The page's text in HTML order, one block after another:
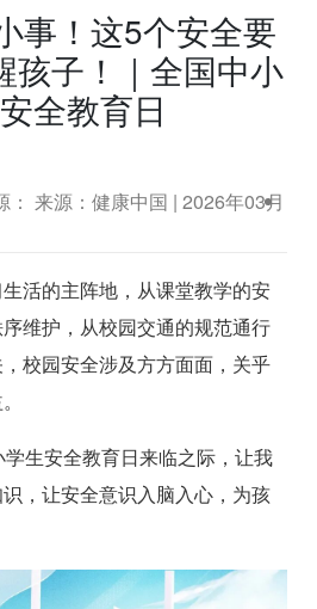
事！这5个安全要
孩子！｜全国中小
全教育日
： 来源：健康中国 | 2026年03月
的主阵地，从课堂教学的安
维护，从校园交通的规范通行
校园安全涉及方方面面，关乎
生安全教育日来临之际，让我
，让安全意识入脑入心，为孩